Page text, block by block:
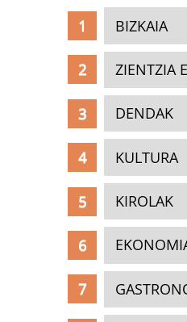
BIZKAIA
ZIENTZIA
DENDAK
KULTURA
KIROLAK